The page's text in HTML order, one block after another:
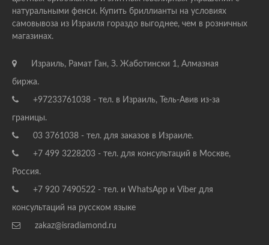
натуральными фенси. Купить бриллианты на условиях
самовывоза из Израиля гораздо выгоднее, чем в розничных
магазинах.
Израиль, Рамат Ган, З. Жаботински 1, Алмазная
биржа.
+97233761038 - тел. в Израиль, Тель-Авив из-за
границы.
03 3761038 - тел. для заказов в Израиле.
+7 499 3228203 - тел. для консультаций в Москве,
Россия.
+7 920 7490522 - тел. и WhatsApp и Viber для
консультаций на русском языке
zakaz@isradiamond.ru